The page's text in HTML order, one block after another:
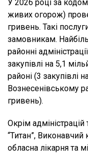
У 2026 році за
живих огорож)
гривень. Такі
замовникам.
районні
закупівлі на 5,1
районі (3 закупівлі
Вознесенівському
гривень).
Окрім
“Титан”, Виконавчий
обласна лікарня та